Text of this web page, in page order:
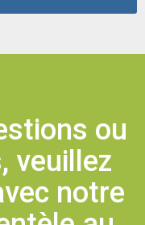
ou
veuillez
notre